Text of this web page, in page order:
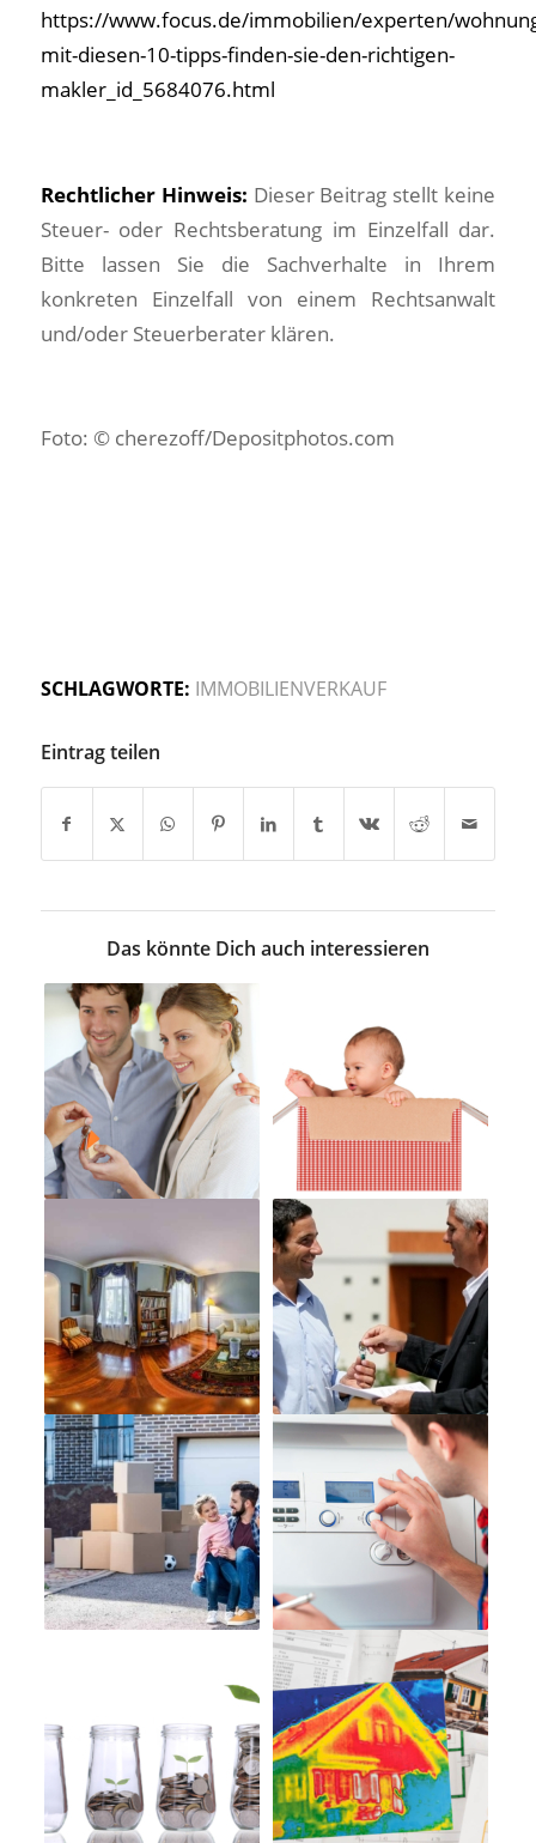
https://www.focus.de/immobilien/experten/
mit-diesen-10-tipps-finden-sie-den-richtigen-
makler_id_5684076.html
Rechtlicher Hinweis: Dieser Beitrag stellt keine
Steuer- oder Rechtsberatung im Einzelfall dar.
Bitte lassen Sie die Sachverhalte in Ihrem
konkreten Einzelfall von einem Rechtsanwalt
und/oder Steuerberater klären.
Foto: © cherezoff/Depositphotos.com
SCHLAGWORTE: IMMOBILIENVERKAUF
Eintrag teilen
Das könnte Dich auch interessieren